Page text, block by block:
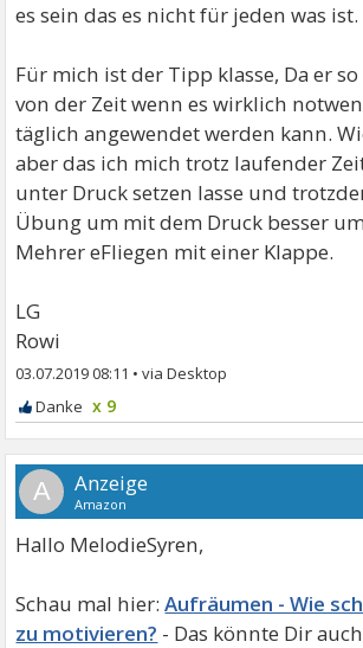
es sein das es nicht für jeden was ist.
Für mich ist der Tipp klasse, Da er
von der Zeit wenn es wirklich
täglich angewendet werden kann.
aber das ich mich trotz laufender
unter Druck setzen lasse und
Übung um mit dem Druck besser
Mehrer eFliegen mit einer Klappe.
LG
Rowi
03.07.2019 08:11 •
x 9
A
Hallo MelodieSyren,
Aufräumen - Wie
zu motivieren?